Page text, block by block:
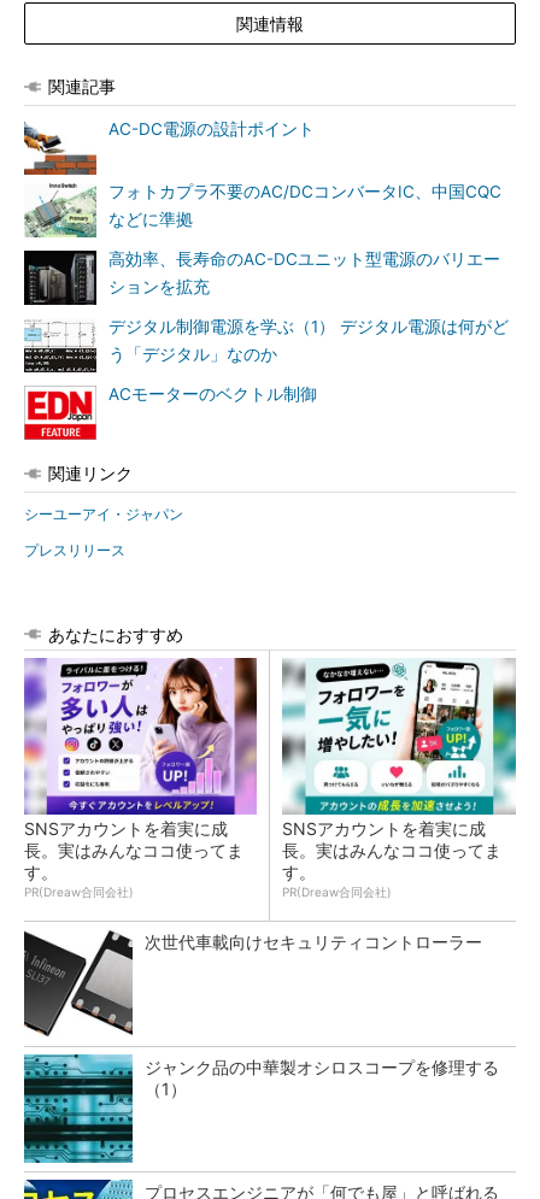
関連情報
関連記事
AC-DC電源の設計ポイント
フォトカプラ不要のAC/DCコンバータIC、中国CQC
などに準拠
高効率、長寿命のAC-DCユニット型電源のバリエー
ションを拡充
デジタル制御電源を学ぶ（1） デジタル電源は何がど
う「デジタル」なのか
ACモーターのベクトル制御
関連リンク
シーユーアイ・ジャパン
プレスリリース
あなたにおすすめ
SNSアカウントを着実に成
長。実はみんなココ使ってま
す。
PR(Dreaw合同会社)
SNSアカウントを着実に成
長。実はみんなココ使ってま
す。
PR(Dreaw合同会社)
次世代車載向けセキュリティコントローラー
ジャンク品の中華製オシロスコープを修理する
（1）
プロセスエンジニアが「何でも屋」と呼ばれる